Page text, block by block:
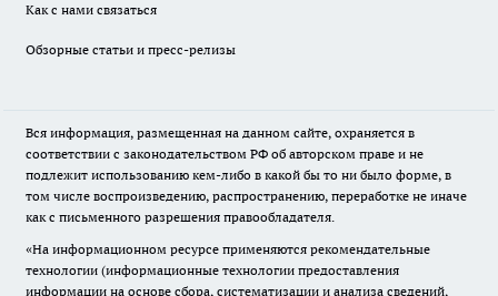
Как с нами связаться
Обзорные статьи и пресс-релизы
Вся информация, размещенная на данном сайте, охраняется в
соответствии с законодательством РФ об авторском праве и не
подлежит использованию кем-либо в какой бы то ни было форме, в
том числе воспроизведению, распространению, переработке не иначе
как с письменного разрешения правообладателя.
«На информационном ресурсе применяются рекомендательные
технологии (информационные технологии предоставления
информации на основе сбора, систематизации и анализа сведений,